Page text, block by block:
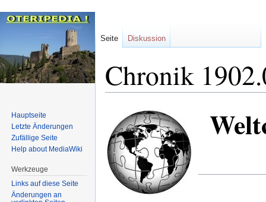
Chronik
Navigation
springen
Suche
springen
Seite Diskussion
Hauptseite
Letzte Änderungen
Zufällige Seite
Help about MediaWiki
Werkzeuge
Links auf diese Seite
Änderungen an